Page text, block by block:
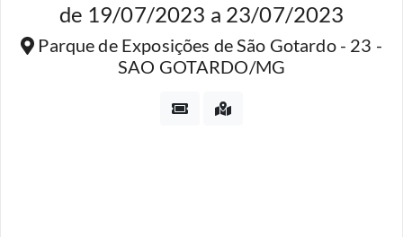
de 19/07/2023 a 23/07/2023
Parque de Exposições de São Gotardo - 23 -
SAO GOTARDO/MG